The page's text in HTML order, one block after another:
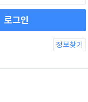
로그인
정보찾기